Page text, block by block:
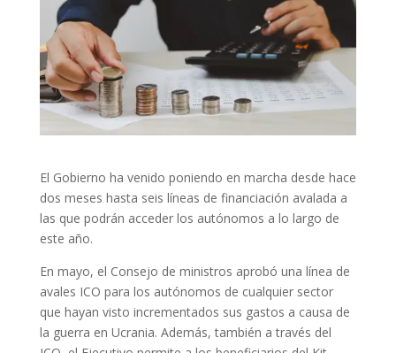
El Gobierno ha venido poniendo en marcha desde hace
dos meses hasta seis líneas de financiación avalada a
las que podrán acceder los autónomos a lo largo de
este año.
En mayo, el Consejo de ministros aprobó una línea de
avales ICO para los autónomos de cualquier sector
que hayan visto incrementados sus gastos a causa de
la guerra en Ucrania. Además, también a través del